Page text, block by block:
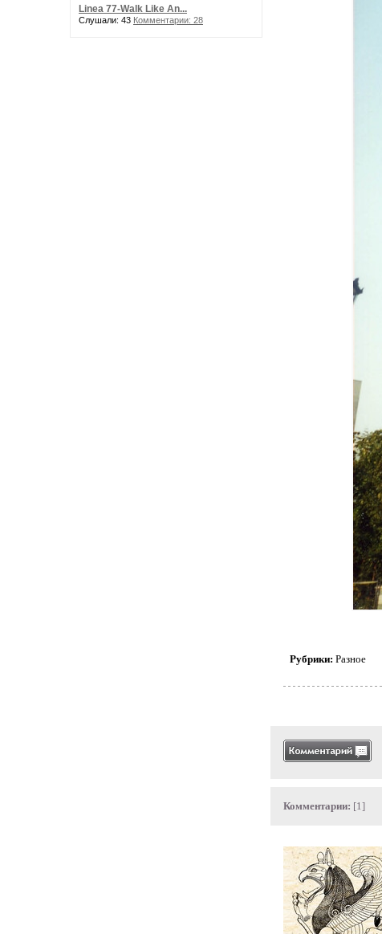
Linea 77-Walk Like An...
Слушали: 43 Комментарии: 28
Рубрики: Разное
Комментарии: [1]